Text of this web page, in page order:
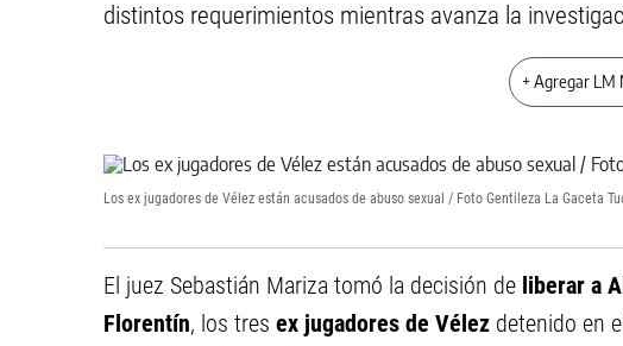
distintos requerimientos mientras avanza la
+ Agregar LM
Los ex jugadores de Vélez están acusados de abuso sexual / Foto Gentileza La Gaceta
El juez Sebastián Mariza tomó la decisión de liberar a
Florentín, los tres ex jugadores de Vélez detenido en